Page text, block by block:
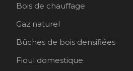
Bois de chauffage
Gaz naturel
Bûches de bois densifiées
Fioul domestique